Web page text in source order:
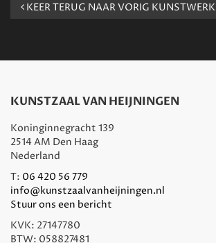
KEER TERUG NAAR VORIG KUNSTWERK
KUNSTZAAL VAN HEIJNINGEN
Koninginnegracht 139
2514 AM Den Haag
Nederland
T: 06 420 56 779
info@kunstzaalvanheijningen.nl
Stuur ons een bericht
KVK: 27147780
BTW: 058827481